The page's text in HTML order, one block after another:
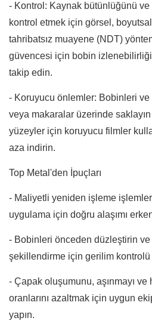
- Kontrol: Kaynak bütünlüğünü
kontrol etmek için görsel,
tahribatsız muayene (NDT)
güvencesi için bobin
takip edin.
- Koruyucu önlemler: Bobinleri ve
veya makaralar üzerinde saklayın
yüzeyler için koruyucu filmler
aza indirin.
Top Metal'den İpuçları
- Maliyetli yeniden işleme
uygulama için doğru alaşımı
- Bobinleri önceden düzleştirin ve
şekillendirme için gerilim kontrolü
- Çapak oluşumunu, aşınmayı ve
oranlarını azaltmak için uygun
yapın.